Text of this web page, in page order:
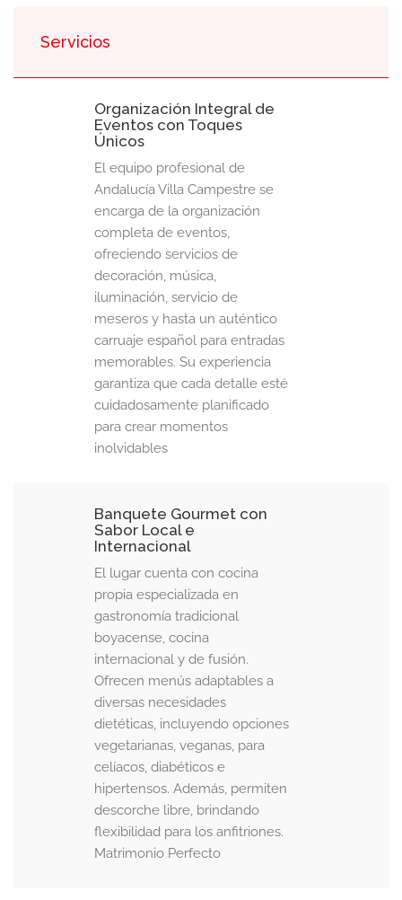
Servicios
Organización Integral de
Eventos con Toques
Únicos
El equipo profesional de
Andalucía Villa Campestre se
encarga de la organización
completa de eventos,
ofreciendo servicios de
decoración, música,
iluminación, servicio de
meseros y hasta un auténtico
carruaje español para entradas
memorables. Su experiencia
garantiza que cada detalle esté
cuidadosamente planificado
para crear momentos
inolvidables
Banquete Gourmet con
Sabor Local e
Internacional
El lugar cuenta con cocina
propia especializada en
gastronomía tradicional
boyacense, cocina
internacional y de fusión.
Ofrecen menús adaptables a
diversas necesidades
dietéticas, incluyendo opciones
vegetarianas, veganas, para
celíacos, diabéticos e
hipertensos. Además, permiten
descorche libre, brindando
flexibilidad para los anfitriones. ​
Matrimonio Perfecto